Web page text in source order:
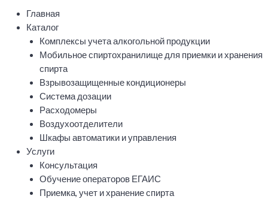
Главная
Каталог
Комплексы учета алкогольной продукции
Мобильное спиртохранилище для приемки и хранения
спирта
Взрывозащищенные кондиционеры
Система дозации
Расходомеры
Воздухоотделители
Шкафы автоматики и управления
Услуги
Консультация
Обучение операторов ЕГАИС
Приемка, учет и хранение спирта